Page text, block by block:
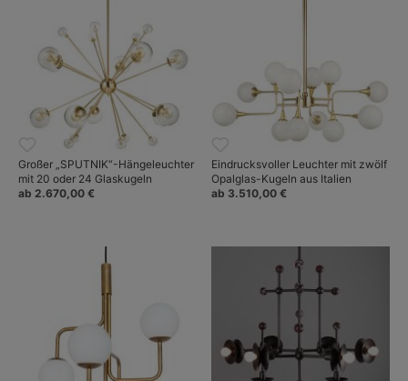
Großer „SPUTNIK“-Hängeleuchter
mit 20 oder 24 Glaskugeln
ab 2.670,00 €
Eindrucksvoller Leuchter mit zwölf
Opalglas-Kugeln aus Italien
ab 3.510,00 €